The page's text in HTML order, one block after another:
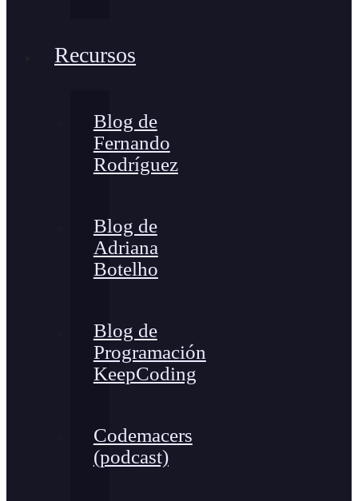
Recursos
Blog de
Fernando
Rodríguez
Blog de
Adriana
Botelho
Blog de
Programación
KeepCoding
Codemacers
(podcast)